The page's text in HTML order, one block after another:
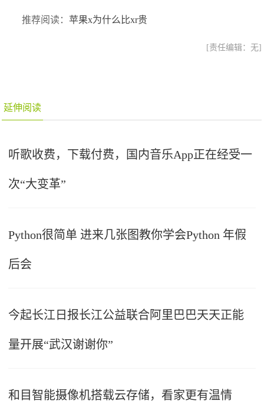
推荐阅读：苹果x为什么比xr贵
[责任编辑：无]
延伸阅读
听歌收费，下载付费，国内音乐App正在经受一
次“大变革”
Python很简单 进来几张图教你学会Python 年假
后会
今起长江日报长江公益联合阿里巴巴天天正能
量开展“武汉谢谢你”
和目智能摄像机搭载云存储，看家更有温情